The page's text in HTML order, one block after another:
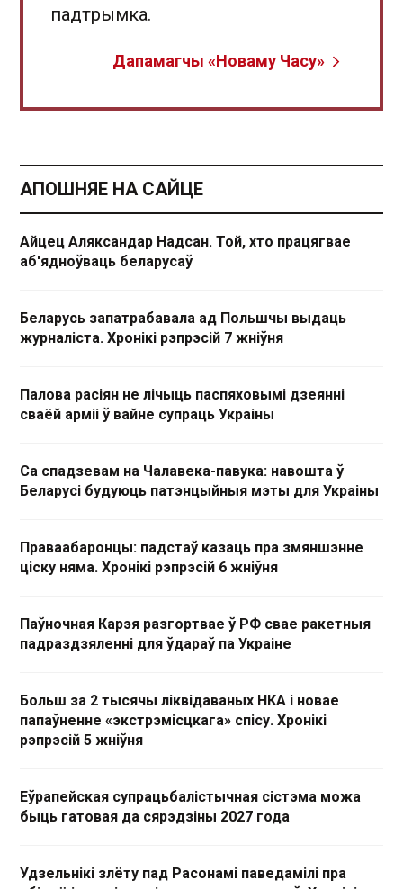
падтрымка.
Дапамагчы «Новаму Часу»
АПОШНЯЕ НА САЙЦЕ
Айцец Аляксандар Надсан. Той, хто працягвае
аб'ядноўваць беларусаў
Беларусь запатрабавала ад Польшчы выдаць
журналіста. Хронікі рэпрэсій 7 жніўня
Палова расіян не лічыць паспяховымі дзеянні
сваёй арміі ў вайне супраць Украіны
Са спадзевам на Чалавека-павука: навошта ў
Беларусі будуюць патэнцыйныя мэты для Украіны
Праваабаронцы: падстаў казаць пра змяншэнне
ціску няма. Хронікі рэпрэсій 6 жніўня
Паўночная Карэя разгортвае ў РФ свае ракетныя
падраздзяленні для ўдараў па Украіне
Больш за 2 тысячы ліквідаваных НКА і новае
папаўненне «экстрэмісцкага» спісу. Хронікі
рэпрэсій 5 жніўня
Еўрапейская супрацьбалістычная сістэма можа
быць гатовая да сярэдзіны 2027 года
Удзельнікі злёту пад Расонамі паведамілі пра